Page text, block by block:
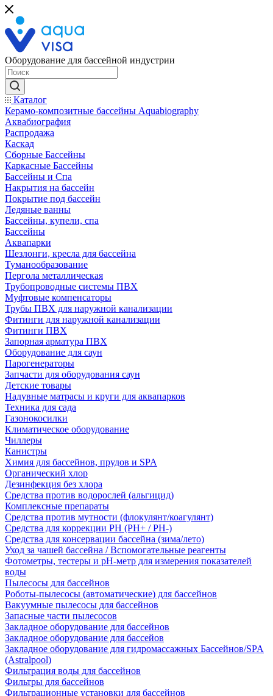
Оборудование для бассейной индустрии
Каталог
Керамо-композитные бассейны Aquabiography
Аквабиография
Распродажа
Каскад
Сборные Бассейны
Каркасные Бассейны
Бассейны и Спа
Накрытия на бассейн
Покрытие под бассейн
Ледяные ванны
Бассейны, купели, спа
Бассейны
Аквапарки
Шезлонги, кресла для бассейна
Туманообразование
Пергола металлическая
Трубопроводные системы ПВХ
Муфтовые компенсаторы
Трубы ПВХ для наружной канализации
Фитинги для наружной канализации
Фитинги ПВХ
Запорная арматура ПВХ
Оборудование для саун
Парогенераторы
Запчасти для оборудования саун
Детские товары
Надувные матрасы и круги для аквапарков
Техника для сада
Газонокосилки
Климатическое оборудование
Чиллеры
Канистры
Химия для бассейнов, прудов и SPA
Органический хлор
Дезинфекция без хлора
Средства против водорослей (альгицид)
Комплексные препараты
Средства против мутности (флокулянт/коагулянт)
Средства для коррекции PH (PH+ / PH-)
Средства для консервации бассейна (зима/лето)
Уход за чашей бассейна / Вспомогательные реагенты
Фотометры, тестеры и рН-метр для измерения показателей
воды
Пылесосы для бассейнов
Роботы-пылесосы (автоматические) для бассейнов
Вакуумные пылесосы для бассейнов
Запасные части пылесосов
Закладное оборудование для бассейнов
Закладное оборудование для бассейов
Закладное оборудование для гидромассажных Бассейнов/SPA
(Astralpool)
Фильтрация воды для бассейнов
Фильтры для бассейнов
Фильтрационные установки для бассейнов